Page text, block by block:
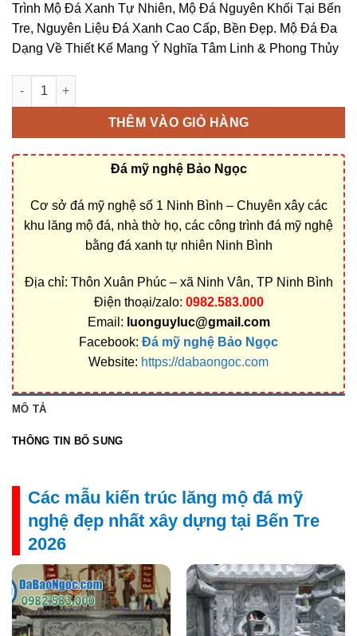
Trình Mộ Đá Xanh Tự Nhiên, Mộ Đá Nguyên Khối Tại Bến
Tre, Nguyên Liệu Đá Xanh Cao Cấp, Bền Đẹp. Mộ Đá Đa
Dạng Về Thiết Kế Mang Ý Nghĩa Tâm Linh & Phong Thủy
Làm mộ đá nguyên khối tại Bến Tre | Cơ sở chế tác uy tín,
THÊM VÀO GIỎ HÀNG
Đá mỹ nghệ Bảo Ngọc
Cơ sở đá mỹ nghệ số 1 Ninh Bình – Chuyên xây các
khu lăng mộ đá, nhà thờ họ, các công trình đá mỹ nghệ
bằng đá xanh tự nhiên Ninh Bình
Địa chỉ: Thôn Xuân Phúc – xã Ninh Vân, TP Ninh Bình
Điện thoại/zalo: 0982.583.000
Email: luonguyluc@gmail.com
Facebook: Đá mỹ nghệ Bảo Ngọc
Website: https://dabaongoc.com
MÔ TẢ
THÔNG TIN BỔ SUNG
Các mẫu kiến trúc lăng mộ đá mỹ
nghệ đẹp nhất xây dựng tại Bến Tre
2026